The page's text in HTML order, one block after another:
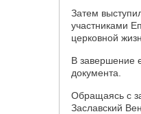
Затем
участниками
церковной
В завершение
документа.
Обращаясь с
Заславский